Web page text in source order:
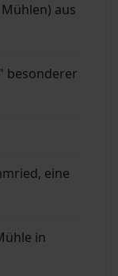
aus
besonderer
eine
in